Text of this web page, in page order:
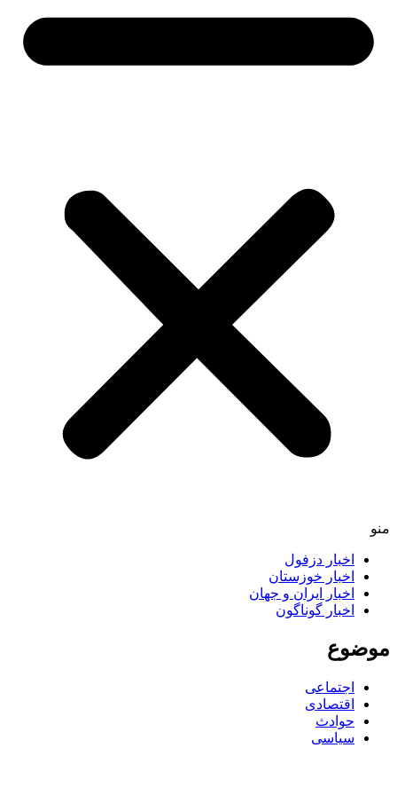
اخبار دزفول
اخبار خوزستان
اخبار ایران و جهان
اخبار گوناگون
اجتماعی
اقتصادی
حوادث
سیاسی